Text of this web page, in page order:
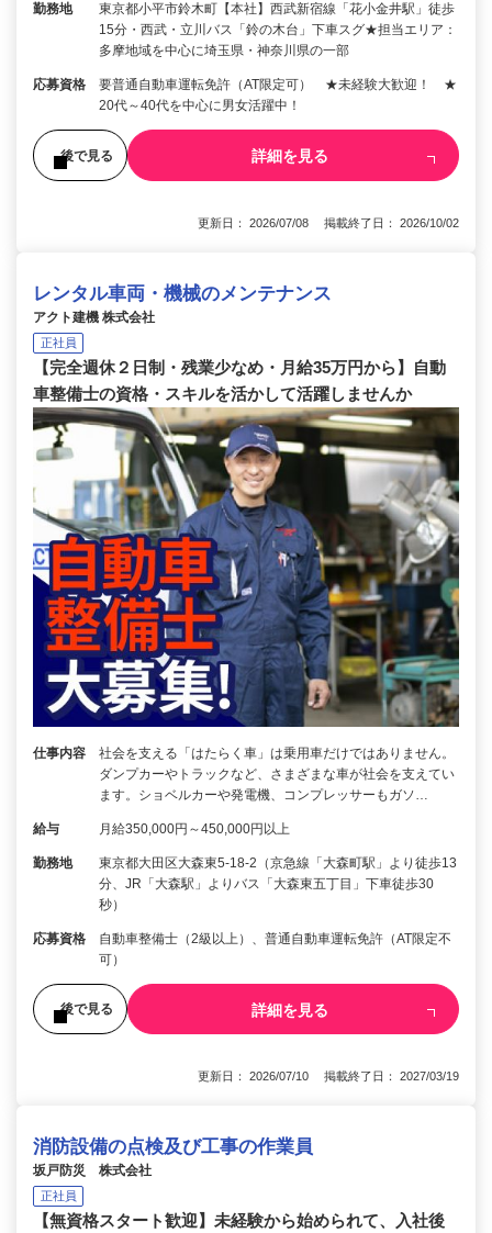
勤務地
東京都小平市鈴木町【本社】西武新宿線「花小金井駅」徒歩
15分・西武・立川バス「鈴の木台」下車スグ★担当エリア：
多摩地域を中心に埼玉県・神奈川県の一部
応募資格
要普通自動車運転免許（AT限定可） ★未経験大歓迎！ ★
20代～40代を中心に男女活躍中！
後で見る 詳細を見る
更新日： 2026/07/08 掲載終了日： 2026/10/02
レンタル車両・機械のメンテナンス
アクト建機 株式会社
正社員
【完全週休２日制・残業少なめ・月給35万円から】自動
車整備士の資格・スキルを活かして活躍しませんか
仕事内容
社会を支える「はたらく車」は乗用車だけではありません。
ダンプカーやトラックなど、さまざまな車が社会を支えてい
ます。ショベルカーや発電機、コンプレッサーもガソ…
給与 月給350,000円～450,000円以上
勤務地
東京都大田区大森東5-18-2（京急線「大森町駅」より徒歩13
分、JR「大森駅」よりバス「大森東五丁目」下車徒歩30
秒）
応募資格
自動車整備士（2級以上）、普通自動車運転免許（AT限定不
可）
後で見る 詳細を見る
更新日： 2026/07/10 掲載終了日： 2027/03/19
消防設備の点検及び工事の作業員
坂戸防災 株式会社
正社員
【無資格スタート歓迎】未経験から始められて、入社後